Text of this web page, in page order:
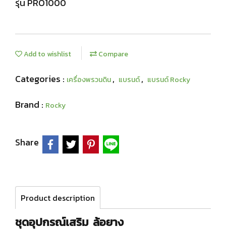
รุ่น PRO1000
Add to wishlist Compare
Categories : เครื่องพรวนดิน, แบรนด์, แบรนด์ Rocky
Brand : Rocky
Share
Product description
ชุดอุปกรณ์เสริม ล้อยาง